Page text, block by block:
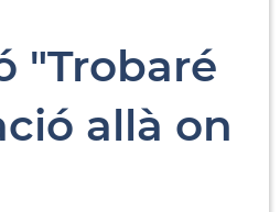
"Trobaré
allà on